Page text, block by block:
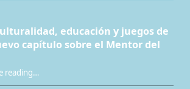
educación y juegos de
capítulo sobre el Mentor del
reading“Interculturalidad, educación y juegos de rol: nuevo capítulo sobre el Mentor del Juego”
…